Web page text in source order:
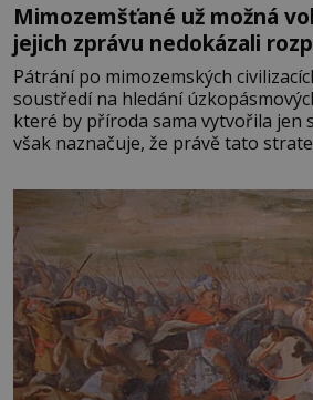
Mimozemšťané už možná
jejich zprávu nedokázali
Pátrání po mimozemských
soustředí na hledání
které by příroda sama vytvořila jen
však naznačuje, že právě tato strate